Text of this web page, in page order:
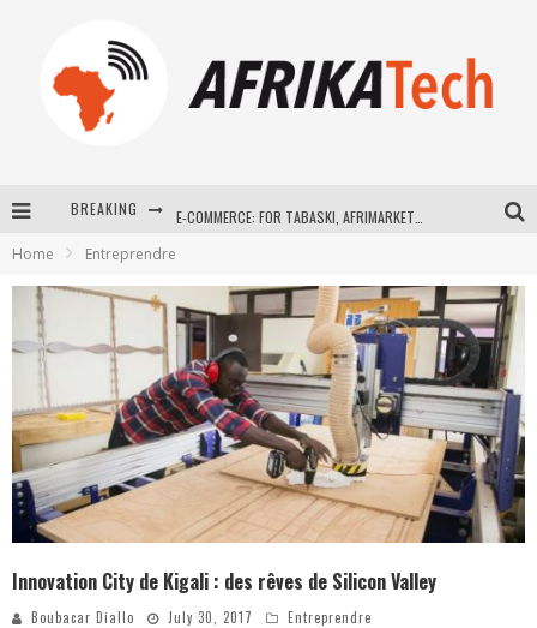
BREAKING
New to online sports betting? Consider These Tips to Play Your First Online Sports Betting Successfully
How Technology Has Changed Sports
Home Entreprendre
Innovation City de Kigali : des rêves de Silicon Valley
Boubacar Diallo July 30, 2017 Entreprendre